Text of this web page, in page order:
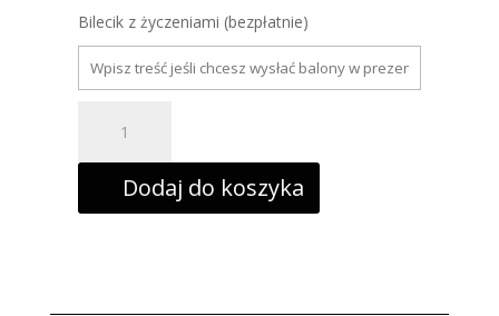
Bilecik z życzeniami (bezpłatnie)
foliowy
45cm,
srebrnaDodaj do koszyka